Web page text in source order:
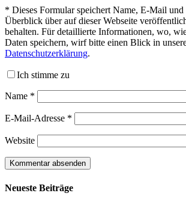
* Dieses Formular speichert Name, E-Mail
Überblick über auf dieser Webseite
behalten. Für detaillierte Informationen, wo,
Daten speichern, wirf bitte einen Blick in
Datenschutzerklärung.
Ich stimme zu
Name *
E-Mail-Adresse *
Website
Neueste Beiträge